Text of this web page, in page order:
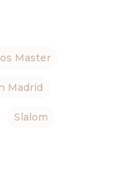
Master
Madrid
Slalom